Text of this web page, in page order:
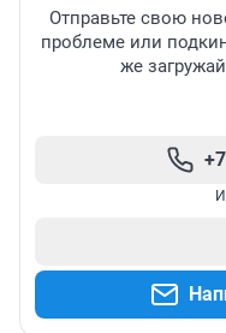
Отправьте свою
проблеме или
же